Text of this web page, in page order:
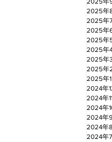
2025年
2025年
2025年
2025年
2025年
2025年
2025年
2025年1
2024年
2024年
2024年
2024年
2024年
2024年